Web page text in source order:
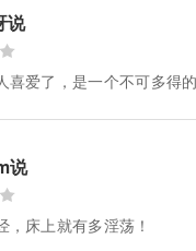
说
喜爱了，是一个不可多得
说
，床上就有多淫荡！